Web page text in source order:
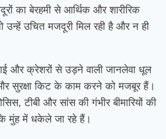
का बेरहमी से आर्थिक और शारीरिक
उन्हें उचित मजदूरी मिल रही है और न ही
और क्रेशरों से उड़ने वाली जानलेवा धूल
सुरक्षा किट के काम करने को मजबूर हैं।
टीबी और सांस की गंभीर बीमारियों की
मुंह में धकेले जा रहे हैं।